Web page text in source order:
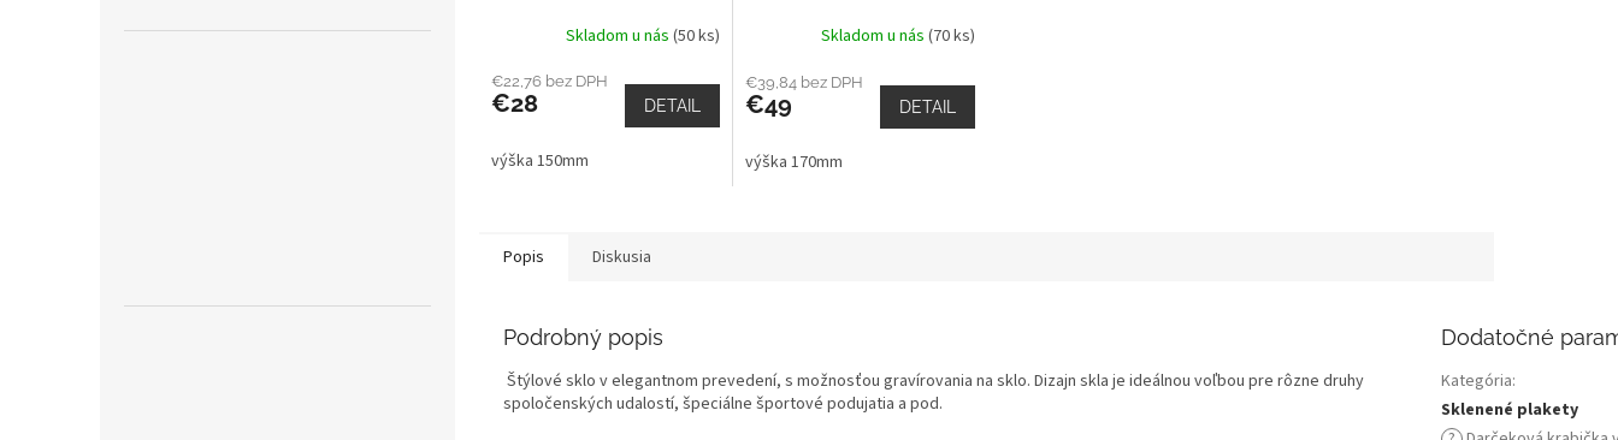
Skladom u nás (50 ks)
€22,76 bez DPH
€28 DETAIL
výška 150mm
Skladom u nás (70 ks)
€39,84 bez DPH
€49 DETAIL
výška 170mm
Popis Diskusia
Podrobný popis
Štýlové sklo v elegantnom prevedení, s možnosťou gravírovania na sklo. Dizajn skla je ideálnou voľbou pre rôzne druhy
spoločenských udalostí, špeciálne športové podujatia a pod.
Dodatočné
Kategória:
Sklenené plakety